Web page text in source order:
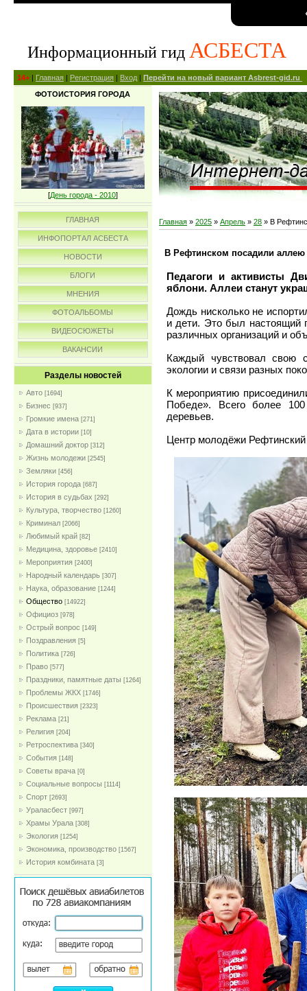
Информационный гид АСБЕСТА
14+ | Главная | Регистрация | Вход | Перейти на новый вариант Asbrest-gid.ru
ФОТОИСТОРИЯ ГОРОДА
[День города - 2010]
ГЛАВНАЯ
ИНФОПОРТАЛ АСБЕСТА
НОВОСТИ
БЛОГИ
МНЕНИЯ
ФОТОАЛЬБОМЫ
ВИДЕОСЮЖЕТЫ
ВАКАНСИИ
Разделы новостей
Авто [1694]
Бизнес [937]
Громкие имена [271]
Дата в истории [10]
Домашний доктор [312]
Жизнь молодежи [2545]
Земляки [456]
История города [687]
История в судьбах [292]
Культура, творчество [1260]
Криминал [2066]
Любимый край [82]
Медицина, здоровье [2410]
Мероприятия [2400]
Народный календарь [307]
Наука, образование [1244]
Общество [14922]
Официоз [978]
Острый вопрос [149]
Поздравления [5]
Политика [726]
Право [577]
Праздники, памятные даты [1264]
Проблемы ЖКХ [1746]
Проиcшествия [2323]
Реклама [21]
Религия [204]
Ретроспектива [340]
События [148]
Советы врача [0]
Социальные вопросы [1114]
Спорт [2693]
Ураласбест [997]
Храмы Урала [308]
Экология [1254]
Экономика, производство [1567]
История комбината [3]
Главная » 2025 » Апрель » 28 » В
В Рефтинском посадили
Педагоги и активисты
яблони. Аллеи станут
Дождь нисколько не
и дети. Это был настоящий
различных организаций и
Каждый чувствовал свою
экологии и связи разных
К мероприятию
Победе». Всего более
деревьев.
Центр молодёжи Рефтинский